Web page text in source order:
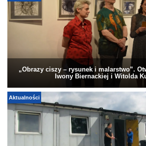
„Obrazy ciszy – rysunek i malarstwo”.
Iwony Biernackiej i Witolda
Aktualności